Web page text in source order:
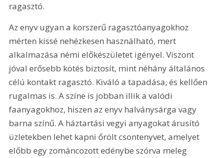
ragasztó.
Az enyv ugyan a korszerű ragasztóanyagokhoz
mérten kissé nehézkesen használható, mert
alkalmazása némi előkészületet igényel. Viszont
jóval erősebb kötés biztosít, mint néhány általános
célú kontakt ragasztó. Kiváló a tapadása, és kellően
rugalmas is. A színe is jobban illik a valódi
faanyagokhoz, hiszen az enyv halványsárga vagy
barna színű. A háztartási vegyi anyagokat árusító
üzletekben lehet kapni őrölt csontenyvet, amelyet
előbb egy zománcozott edénybe szórva meleg